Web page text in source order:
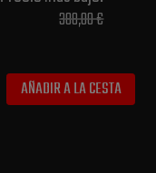
388,00 €
AÑADIR A LA CESTA